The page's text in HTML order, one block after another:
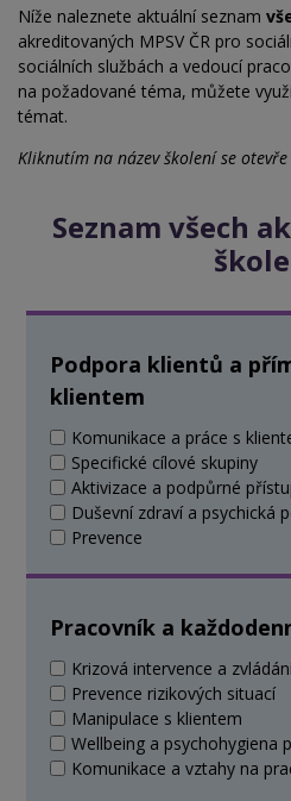
Níže naleznete aktuální seznam
akreditovaných MPSV ČR pro
sociálních službách a vedoucí
na požadované téma, můžete
témat.
Kliknutím na název školení se
Seznam všech
Podpora klientů a
klientem
Komunikace a práce s
Specifické cílové skupiny
Aktivizace a podpůrné
Duševní zdraví a psychická
Prevence
Pracovník a
Krizová intervence a
Prevence rizikových situací
Manipulace s klientem
Wellbeing a psychohygiena
Komunikace a vztahy na